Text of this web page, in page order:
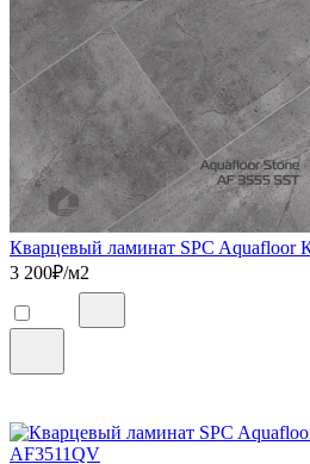
Кварцевый ламинат SPC Aquafloor
3 200₽/м2